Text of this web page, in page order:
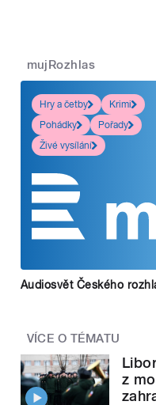
mujRozhlas
Hry a četby
Krimi
Pohádky
Pořady
Živé vysílání
Audiosvět Českého
VÍCE O TÉMATU
z